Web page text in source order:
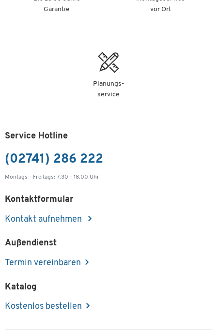
Garantie
vor Ort
Planungs-
service
Service Hotline
(02741) 286 222
Montags - Freitags: 7.30 - 18.00 Uhr
Kontaktformular
Kontakt aufnehmen
Außendienst
Termin vereinbaren
Katalog
Kostenlos bestellen